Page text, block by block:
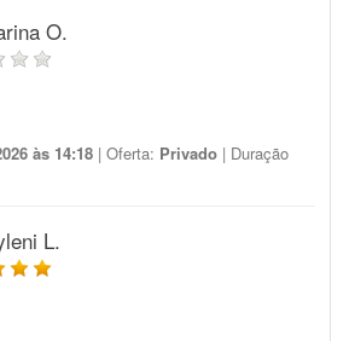
O.
às 14:18 | Oferta: Privado | Duração
L.